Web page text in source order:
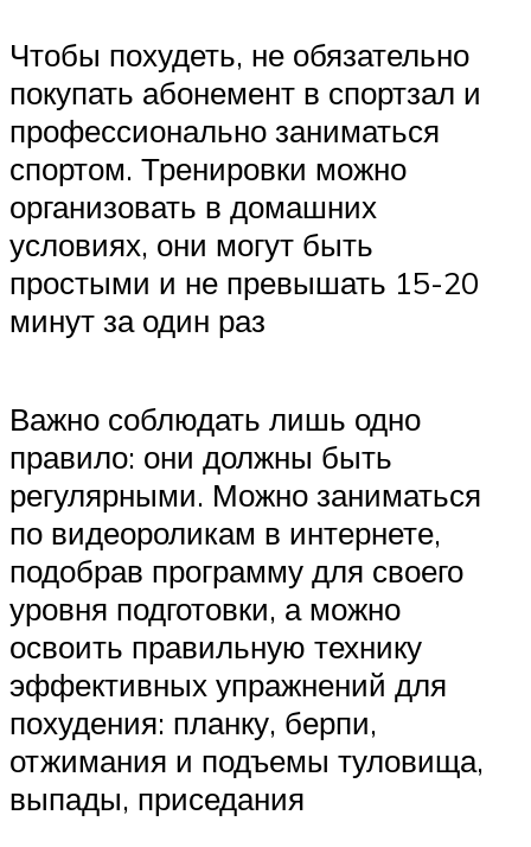
Чтобы похудеть, не обязательно
покупать абонемент в спортзал и
профессионально заниматься
спортом. Тренировки можно
организовать в домашних
условиях, они могут быть
простыми и не превышать 15-20
минут за один раз
Важно соблюдать лишь одно
правило: они должны быть
регулярными. Можно заниматься
по видеороликам в интернете,
подобрав программу для своего
уровня подготовки, а можно
освоить правильную технику
эффективных упражнений для
похудения: планку, берпи,
отжимания и подъемы туловища,
выпады, приседания